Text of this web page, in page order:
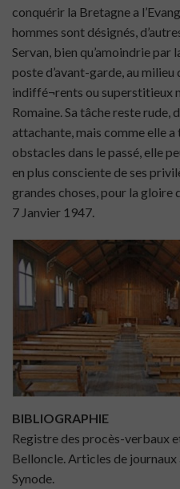
conquérir la Bretagne a
hommes sont désignés,
Servan, bien qu’amoindrie par
poste d’avant-garde, au milieu
indiffé¬rents ou superstitieux
Romaine. Sa tâche reste
attachante, mais comme elle
obstacles dans le passé, elle
en plus consciente de ses
grandes choses, pour la gloire
7 Janvier 1947.
BIBLIOGRAPHIE
Registre des procès-verbaux
Belloncle. Articles de
Synode.